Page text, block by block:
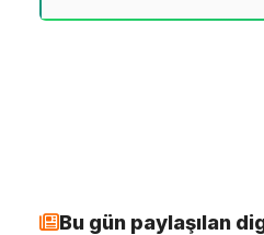
Bu gün paylaşılan